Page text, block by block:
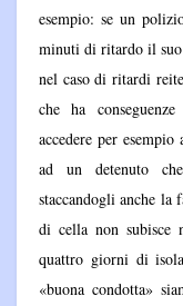
esempio: se un
minuti di ritardo il suo
nel caso di ritardi
che ha
accedere per
ad un detenuto
staccandogli anche la
di cella non subisce
quattro giorni di
«buona condotta»